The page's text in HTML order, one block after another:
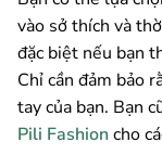
vào sở thích và
đặc biệt nếu bạn
Chỉ cần đảm bảo
tay của bạn. Bạn
Pili Fashioncho